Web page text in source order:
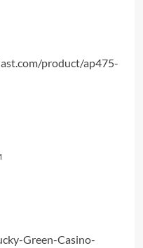
product/ap475-
Green-Casino-